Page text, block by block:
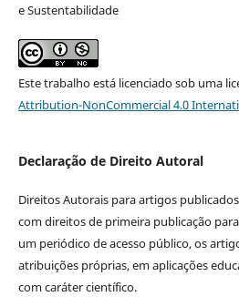
e Sustentabilidade
Este trabalho está licenciado sob uma
Attribution-NonCommercial 4.0
Declaração de Direito Autoral
Direitos Autorais para artigos
com direitos de primeira publicação
um periódico de acesso público, os
atribuições próprias, em aplicações
com caráter científico.